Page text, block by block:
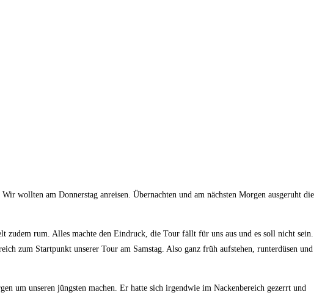
wollten am Donnerstag anreisen. Übernachten und am nächsten Morgen ausgeruht die
zudem rum. Alles machte den Eindruck, die Tour fällt für uns aus und es soll nicht sein.
zum Startpunkt unserer Tour am Samstag. Also ganz früh aufstehen, runterdüsen und
um unseren jüngsten machen. Er hatte sich irgendwie im Nackenbereich gezerrt und